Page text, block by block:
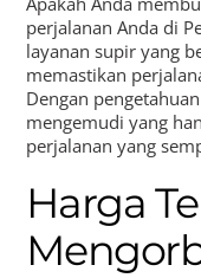
perjalanan Anda di
layanan supir yang
memastikan
Dengan
mengemudi yang
perjalanan yang
Harga